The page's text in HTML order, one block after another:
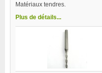
Matériaux tendres.
Plus de détails...